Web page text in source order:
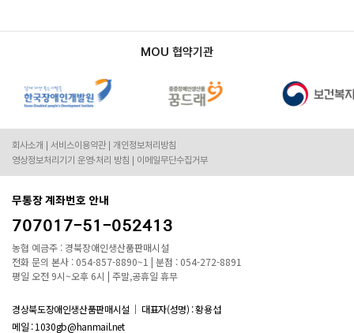
MOU 협약기관
회사소개 서비스이용약관
개인정보처리방침
영상정보처리기기 운영·처리 방침
이메일무단수집거부
무통장 계좌번호 안내
707017-51-052413
농협 예금주 : 경북장애인생산품판매시설
전화 문의 본사 : 054-857-8890~1 | 분점 : 054-272-8891
평일 오전 9시~오후 6시 | 주말,공휴일 휴무
경상북도장애인생산품판매시설
대표자(성명) : 황용섭
메일 : 1030gb@hanmail.net